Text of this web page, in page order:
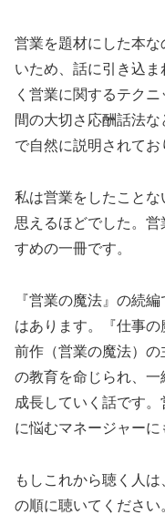
営業を題材にした本
いため、話に引き込
く営業に関するテク
間の大切さ応酬話法
で自然に説明されてお
私は営業をしたこと
思えるほどでした。
すめの一冊です。
『営業の魔法』の続
はあります。『仕事の
前作（営業の魔法）
の教育を命じられ、
成長していく話です
に悩むマネージャーに
もしこれから聴く人
の順に聴いてください